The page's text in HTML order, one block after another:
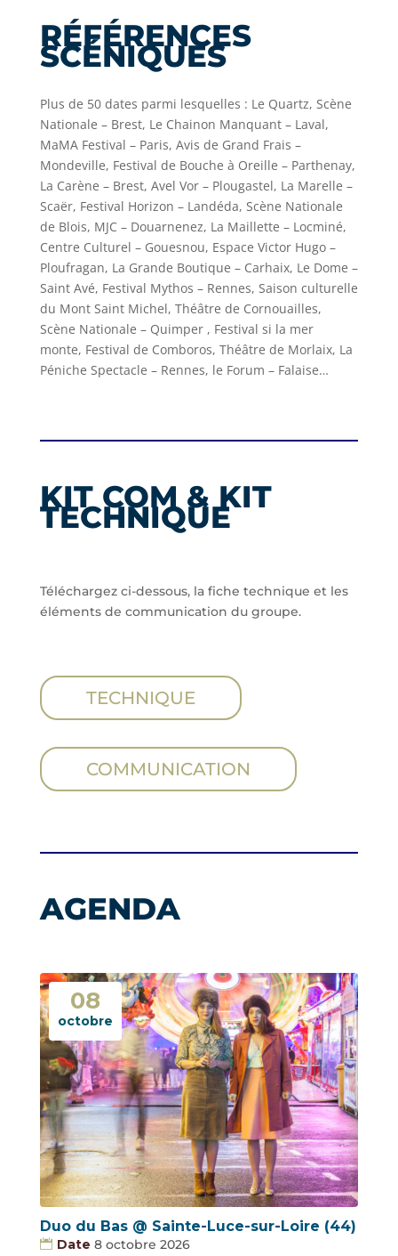
RÉFÉRENCES
SCÉNIQUES
Plus de 50 dates parmi lesquelles : Le Quartz, Scène
Nationale – Brest, Le Chainon Manquant – Laval,
MaMA Festival – Paris, Avis de Grand Frais –
Mondeville, Festival de Bouche à Oreille – Parthenay,
La Carène – Brest, Avel Vor – Plougastel, La Marelle –
Scaër, Festival Horizon – Landéda, Scène Nationale
de Blois, MJC – Douarnenez, La Maillette – Locminé,
Centre Culturel – Gouesnou, Espace Victor Hugo –
Ploufragan, La Grande Boutique – Carhaix, Le Dome –
Saint Avé, Festival Mythos – Rennes, Saison culturelle
du Mont Saint Michel, Théâtre de Cornouailles,
Scène Nationale – Quimper , Festival si la mer
monte, Festival de Comboros, Théâtre de Morlaix, La
Péniche Spectacle – Rennes, le Forum – Falaise…
KIT COM & KIT
TECHNIQUE
Téléchargez ci-dessous, la fiche technique et les
éléments de communication du groupe.
TECHNIQUE
COMMUNICATION
AGENDA
08
octobre
Duo du Bas @ Sainte-Luce-sur-Loire (44)
Date 8 octobre 2026